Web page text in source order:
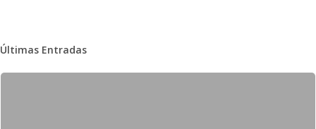
Últimas Entradas